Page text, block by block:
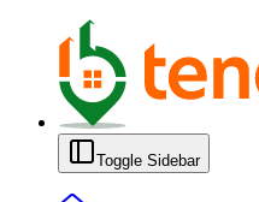
Toggle Sidebar